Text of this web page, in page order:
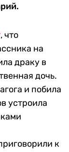
, что
на
драку в
дочь.
и побила
устроила
к